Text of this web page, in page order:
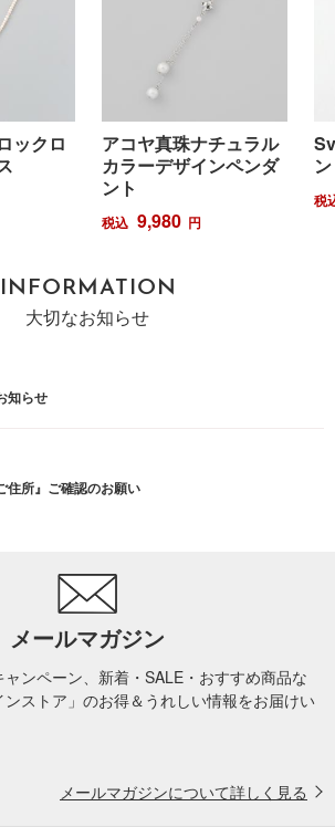
ックロ
アコヤ真珠ナチュラル
カラーデザインペンダ
ント
税込 9,980 円
税
INFORMATION
大切なお知らせ
知らせ
住所』ご確認のお願い
メールマガジン
ンペーン、新着・SALE・おすすめ商品な
ストア」のお得＆うれしい情報をお届けい
メールマガジンについて詳しく見る